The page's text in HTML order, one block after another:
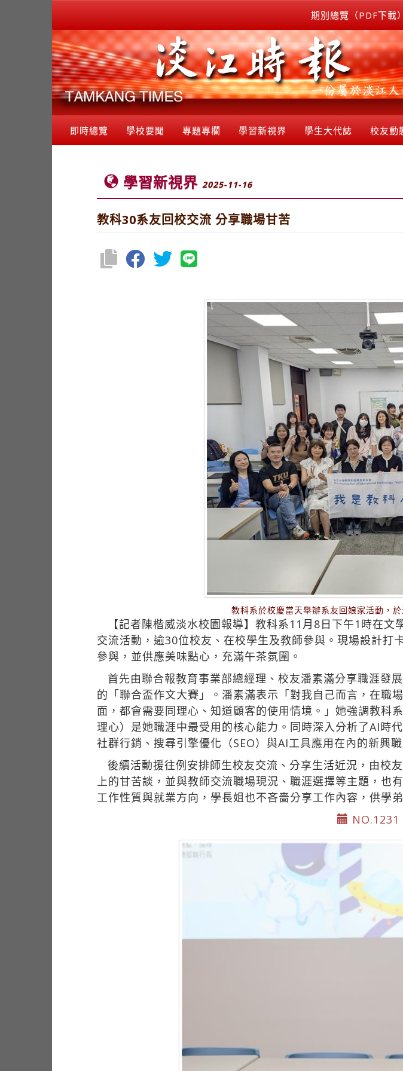
期別總覽（PDF下載）
即時總覽 學校要聞 專題專欄 學習新視界 學生大代誌 校友動
學習新視界 2025-11-16
教科30系友回校交流 分享職場甘苦
教科系於校慶當天舉辦系友回娘家活動，
【記者陳楷威淡水校園報導】教科系11月8日下午1時在
交流活動，逾30位校友、在校學生及教師參與。現場設計
參與，並供應美味點心，充滿午茶氛圍。
首先由聯合報教育事業部總經理、校友潘素滿分享職涯發
的「聯合盃作文大賽」。潘素滿表示「對我自己而言，在職
面，都會需要同理心、知道顧客的使用情境。」她強調教科
理心）是她職涯中最受用的核心能力。同時深入分析了AI時
社群行銷、搜尋引擎優化（SEO）與AI工具應用在內的新興職
後續活動援往例安排師生校友交流、分享生活近況，由校
上的甘苦談，並與教師交流職場現況、職涯選擇等主題，也
工作性質與就業方向，學長姐也不吝嗇分享工作內容，供學
NO.1231